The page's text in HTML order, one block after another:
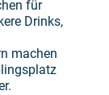
für
Drinks,
machen